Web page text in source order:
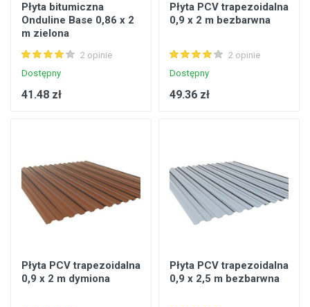
Płyta bitumiczna
Onduline Base 0,86 x 2
m zielona
2 opinie
Dostępny
41.48 zł
Płyta PCV trapezoidalna
0,9 x 2 m bezbarwna
2 opinie
Dostępny
49.36 zł
Płyta PCV trapezoidalna
0,9 x 2 m dymiona
Płyta PCV trapezoidalna
0,9 x 2,5 m bezbarwna